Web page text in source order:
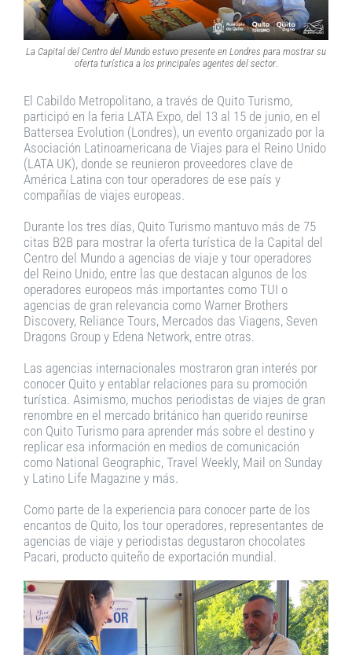
La Capital del Centro del Mundo estuvo presente en Londres para mostrar su
oferta turística a los principales agentes del sector.
El Cabildo Metropolitano, a través de Quito Turismo,
participó en la feria LATA Expo, del 13 al 15 de junio, en el
Battersea Evolution (Londres), un evento organizado por la
Asociación Latinoamericana de Viajes para el Reino Unido
(LATA UK), donde se reunieron proveedores clave de
América Latina con tour operadores de ese país y
compañías de viajes europeas.
Durante los tres días, Quito Turismo mantuvo más de 75
citas B2B para mostrar la oferta turística de la Capital del
Centro del Mundo a agencias de viaje y tour operadores
del Reino Unido, entre las que destacan algunos de los
operadores europeos más importantes como TUI o
agencias de gran relevancia como Warner Brothers
Discovery, Reliance Tours, Mercados das Viagens, Seven
Dragons Group y Edena Network, entre otras.
Las agencias internacionales mostraron gran interés por
conocer Quito y entablar relaciones para su promoción
turística. Asimismo, muchos periodistas de viajes de gran
renombre en el mercado británico han querido reunirse
con Quito Turismo para aprender más sobre el destino y
replicar esa información en medios de comunicación
como National Geographic, Travel Weekly, Mail on Sunday
y Latino Life Magazine y más.
Como parte de la experiencia para conocer parte de los
encantos de Quito, los tour operadores, representantes de
agencias de viaje y periodistas degustaron chocolates
Pacari, producto quiteño de exportación mundial.